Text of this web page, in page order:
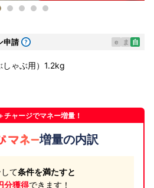
申請 e ま 自
ゃぶ用）1.2kg
チャージでマネー増量！
増量の内訳
て条件を満たすと
分獲得できます！